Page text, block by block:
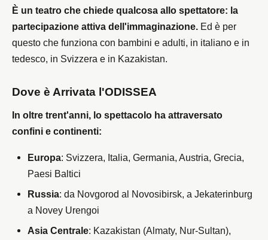
È un teatro che chiede qualcosa allo spettatore: la
partecipazione attiva dell'immaginazione. Ed è per
questo che funziona con bambini e adulti, in italiano e in
tedesco, in Svizzera e in Kazakistan.
Dove è Arrivata l'ODISSEA
In oltre trent'anni, lo spettacolo ha attraversato
confini e continenti:
Europa: Svizzera, Italia, Germania, Austria, Grecia,
Paesi Baltici
Russia: da Novgorod al Novosibirsk, a Jekaterinburg
a Novey Urengoi
Asia Centrale: Kazakistan (Almaty, Nur-Sultan),